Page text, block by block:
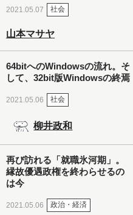
2021.05.07 社会
山本マサヤ
64bitへのWindowsの流れ。そ
して、32bit版Windowsの終焉
2021.05.06 社会
柳井政和
再び訪れる「就職氷河期」。
縁故優遇政権を終わらせるの
は今
2021.05.06 政治・経済